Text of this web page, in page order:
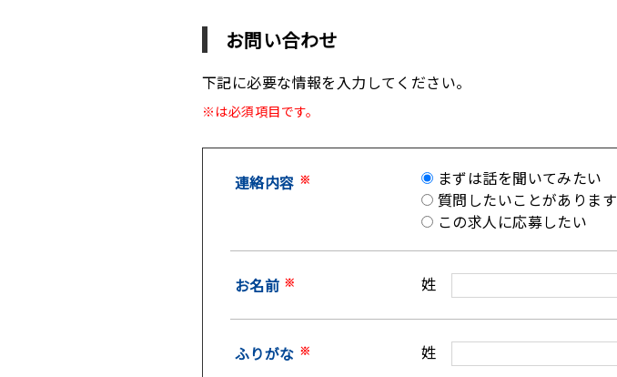
お問い合わせ
下記に必要な情報を入力してください。
※は必須項目です。
連絡内容 ※
まずは話を聞いてみたい
質問したいことがあります
この求人に応募したい
お名前 ※ 姓
ふりがな ※ 姓